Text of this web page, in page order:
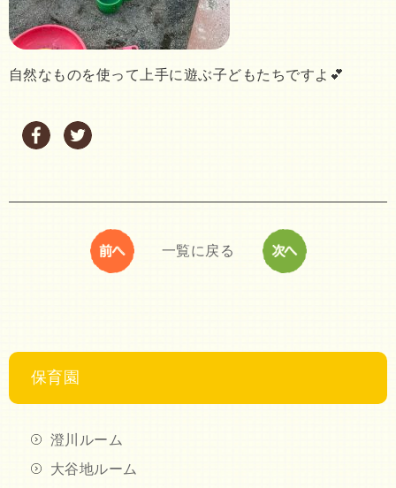
自然なものを使って上手に遊ぶ子どもたちですよ💕
一覧に戻る
保育園
澄川ルーム
大谷地ルーム